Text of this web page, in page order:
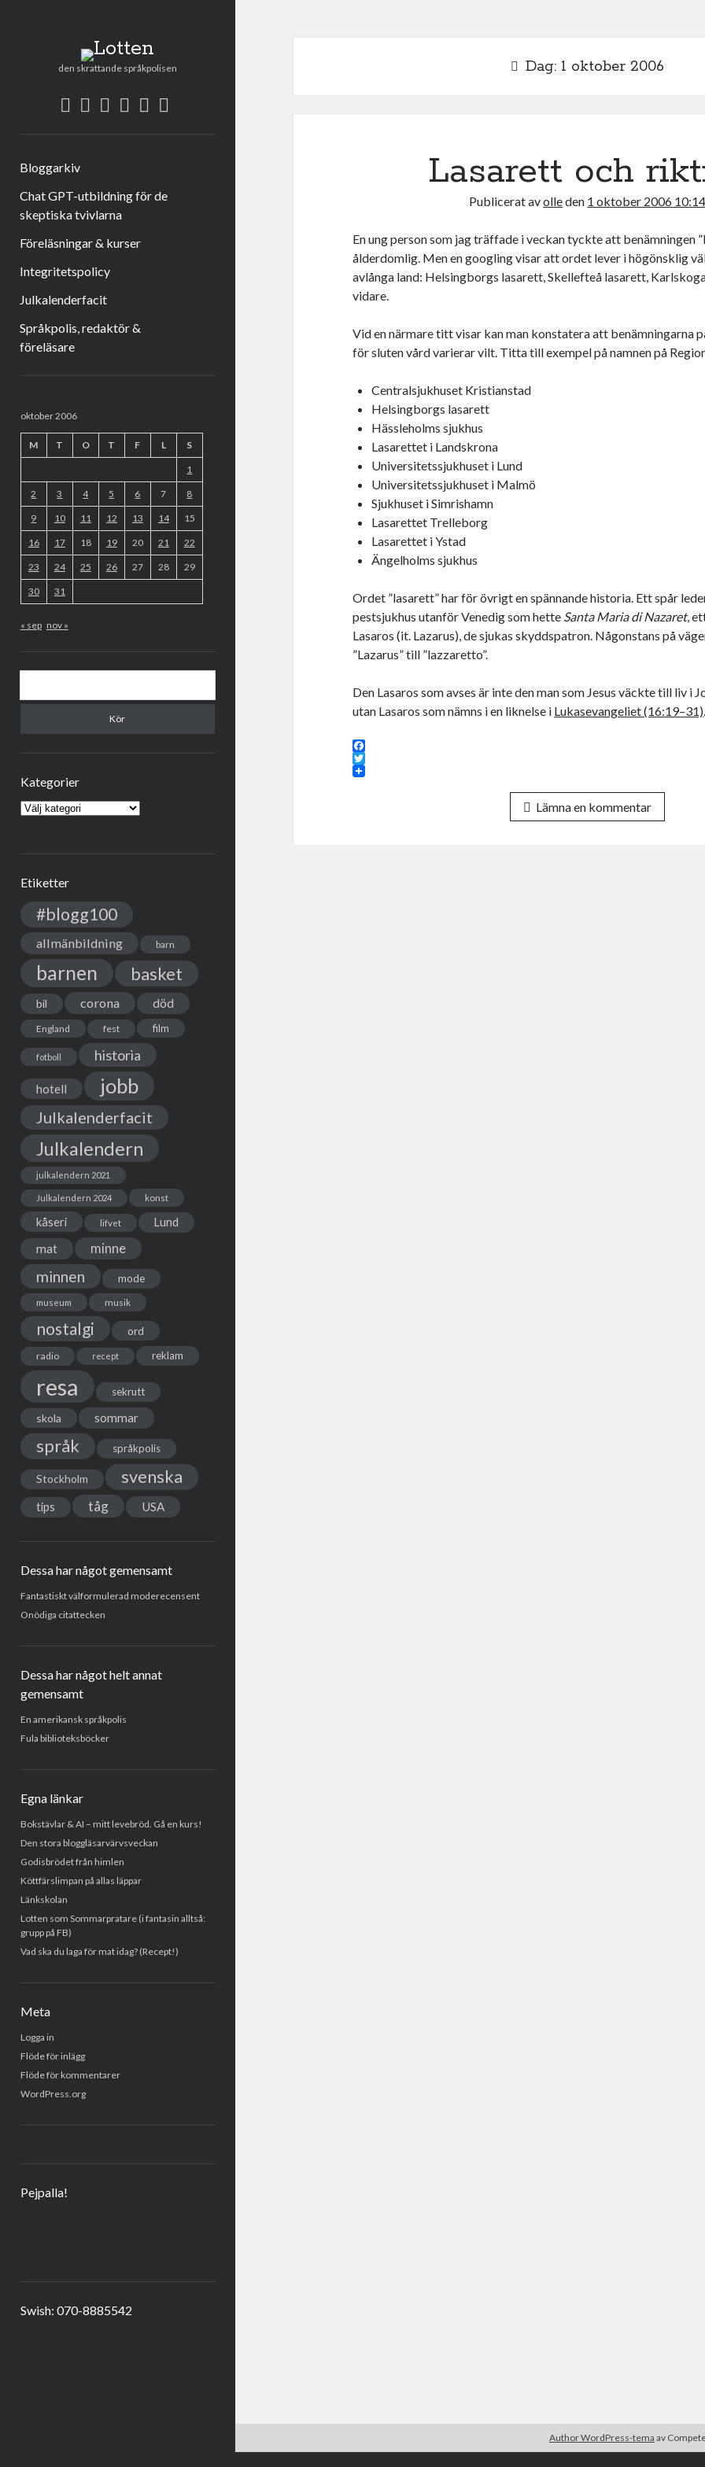
Lotten
den skrattande språkpolisen
twitter
facebook
instagram
linkedin
rss
Bloggarkiv
Chat GPT-utbildning för de
skeptiska tvivlarna
Föreläsningar & kurser
Integritetspolicy
Julkalenderfacit
Språkpolis, redaktör &
föreläsare
oktober 2006
M T O T F L S
1
2 3 4 5 6 7 8
9 10 11 12 13 14 15
16 17 18 19 20 21 22
23 24 25 26 27 28 29
30 31
« sep nov »
Kategorier
Kategorier
Etiketter
#blogg100
allmänbildning barn
barnen basket
bil corona död
England fest film
fotboll historia
hotell jobb
Julkalenderfacit
Julkalendern
julkalendern 2021
Julkalendern 2024 konst
kåseri lifvet Lund
mat minne
minnen mode
museum musik
nostalgi ord
radio recept reklam
resa sekrutt
skola sommar
språk språkpolis
Stockholm svenska
tips tåg USA
Dessa har något gemensamt
Fantastiskt välformulerad moderecensent
Onödiga citattecken
Dessa har något helt annat
gemensamt
En amerikansk språkpolis
Fula biblioteksböcker
Egna länkar
Bokstävlar & AI – mitt levebröd. Gå en kurs!
Den stora bloggläsarvärvsveckan
Godisbrödet från himlen
Köttfärslimpan på allas läppar
Länkskolan
Lotten som Sommarpratare (i fantasin alltså:
grupp på FB)
Vad ska du laga för mat idag? (Recept!)
Meta
Logga in
Flöde för inlägg
Flöde för kommentarer
WordPress.org
Pejpalla!
Swish: 070-8885542
Dag: 1 oktober 2006
Lasarett och
Publicerat avolleden 1 oktober 2006
En ung person som jag träffade i veckan tyckte att benämningen
ålderdomlig. Men en googling visar att ordet lever i högönsklig
avlånga land: Helsingborgs lasarett, Skellefteå lasarett,
vidare.
Vid en närmare titt visar kan man konstatera att benämningarna
för sluten vård varierar vilt. Titta till exempel på namnen på
Centralsjukhuset Kristianstad
Helsingborgs lasarett
Hässleholms sjukhus
Lasarettet i Landskrona
Universitetssjukhuset i Lund
Universitetssjukhuset i Malmö
Sjukhuset i Simrishamn
Lasarettet Trelleborg
Lasarettet i Ystad
Ängelholms sjukhus
Ordet ”lasarett” har för övrigt en spännande historia. Ett spår
pestsjukhus utanför Venedig som hette Santa Maria di Nazaret,
Lasaros (it. Lazarus), de sjukas skyddspatron. Någonstans på
”Lazarus” till ”lazzaretto”.
Den Lasaros som avses är inte den man som Jesus väckte till liv i
utan Lasaros som nämns i en liknelse i Lukasevangeliet (16:19–31)
F
a
T
Lämna en kommentar
Author WordPress-tema av